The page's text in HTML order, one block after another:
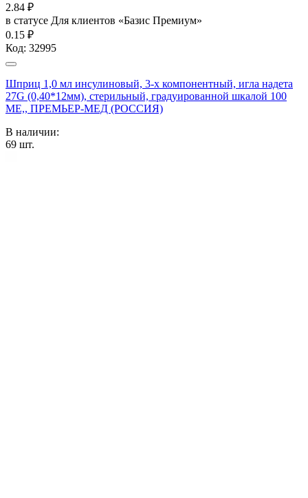
2.84 ₽
в статусе Для клиентов «Базис Премиум»
0.15 ₽
Код: 32995
Шприц 1,0 мл инсулиновый, 3-х компонентный, игла надета
27G (0,40*12мм), стерильный, градуированной шкалой 100
МЕ,, ПРЕМЬЕР-МЕД (РОССИЯ)
В наличии:
69 шт.